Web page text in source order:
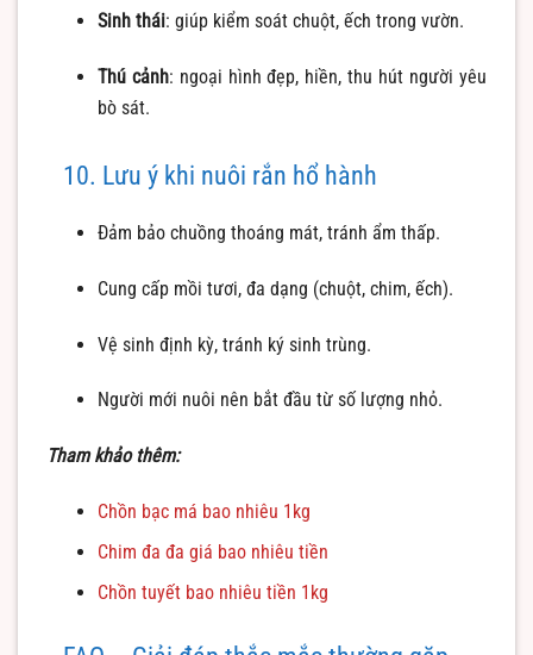
Sinh thái: giúp kiểm soát chuột, ếch trong vườn.
Thú cảnh: ngoại hình đẹp, hiền, thu hút người yêu
bò sát.
10. Lưu ý khi nuôi rắn hổ hành
Đảm bảo chuồng thoáng mát, tránh ẩm thấp.
Cung cấp mồi tươi, đa dạng (chuột, chim, ếch).
Vệ sinh định kỳ, tránh ký sinh trùng.
Người mới nuôi nên bắt đầu từ số lượng nhỏ.
Tham khảo thêm:
Chồn bạc má bao nhiêu 1kg
Chim đa đa giá bao nhiêu tiền
Chồn tuyết bao nhiêu tiền 1kg